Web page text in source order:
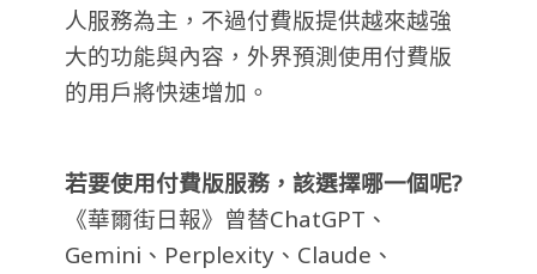
人服務為主，不過付費版提供越來越強
大的功能與內容，外界預測使用付費版
的用戶將快速增加。
若要使用付費版服務，該選擇哪一個呢?
《華爾街日報》曾替ChatGPT、
Gemini、Perplexity、Claude、